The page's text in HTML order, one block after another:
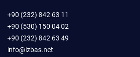
+90 (232) 842 63 11
+90 (530) 150 04 02
+90 (232) 842 63 49
info@izbas.net